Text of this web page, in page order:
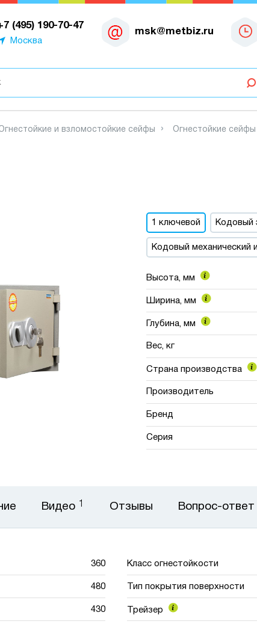
(495) 190-70-47
Москва
msk@metbiz.ru
и взломостойкие сейфы Огнестойкие сейфы
1 ключевой
Кодовый
Кодовый механический
Высота, мм
Ширина, мм
Глубина, мм
Вес, кг
Страна производства
Производитель
Бренд
Серия
360
480
430
Класс огнестойкости
Тип покрытия поверхности
Трейзер
Видео Отзывы Вопрос-ответ